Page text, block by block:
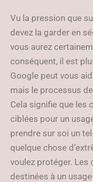
Vu la pression que
devez la garder en
vous aurez
conséquent, il est
Google peut vous
mais le processus
Cela signifie que les
ciblées pour un
prendre sur soi un tel
quelque chose
voulez protéger. Les
destinées à un